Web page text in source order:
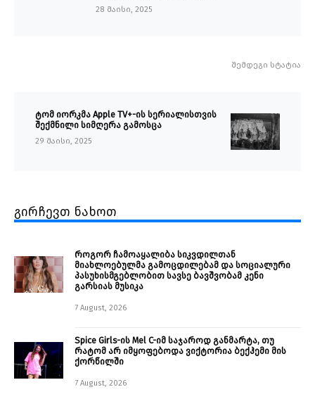
28 მაისი, 2025
შემდეგი სტატია
ტომ იორკმა Apple TV+-ის სერიალისთვის
შექმნილი სიმღერა გამოსცა
29 მაისი, 2025
გირჩევთ ნახოთ
როგორ ჩამოაყალიბა სიკვდილთან
მიახლოებულმა გამოცდილებამ და სოციალური
პასუხისმგებლობით სავსე ბავშვობამ კენი
გარსიას მუსიკა
7 August, 2026
Spice Girls-ის Mel C-იმ საჯაროდ განმარტა, თუ
რატომ არ იმყოფებოდა ვიქტორია ბექჰემი მის
ქორწილში
7 August, 2026